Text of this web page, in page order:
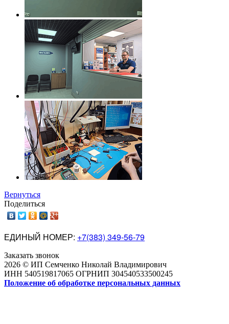
Вернуться
Поделиться
ЕДИНЫЙ НОМЕР: +7(383) 349-56-79
Заказать звонок
2026 © ИП Семченко Николай Владимирович
ИНН 540519817065 ОГРНИП 304540533500245
Положение об обработке персональных данных